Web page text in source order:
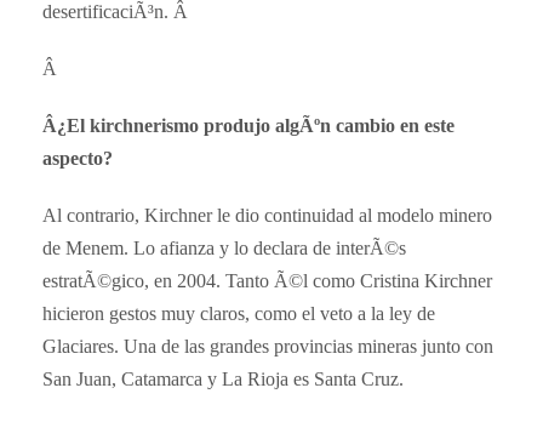
desertificaciÃ³n. Â
Â
Â¿El kirchnerismo produjo algÃºn cambio en este
aspecto?
Al contrario, Kirchner le dio continuidad al modelo minero
de Menem. Lo afianza y lo declara de interÃ©s
estratÃ©gico, en 2004. Tanto Ã©l como Cristina Kirchner
hicieron gestos muy claros, como el veto a la ley de
Glaciares. Una de las grandes provincias mineras junto con
San Juan, Catamarca y La Rioja es Santa Cruz.